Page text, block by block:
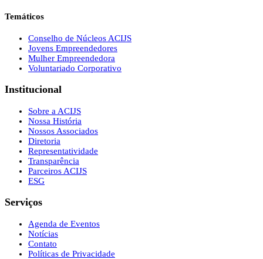
Temáticos
Conselho de Núcleos ACIJS
Jovens Empreendedores
Mulher Empreendedora
Voluntariado Corporativo
Institucional
Sobre a ACIJS
Nossa História
Nossos Associados
Diretoria
Representatividade
Transparência
Parceiros ACIJS
ESG
Serviços
Agenda de Eventos
Notícias
Contato
Políticas de Privacidade